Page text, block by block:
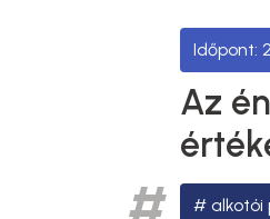
Az
alkotói